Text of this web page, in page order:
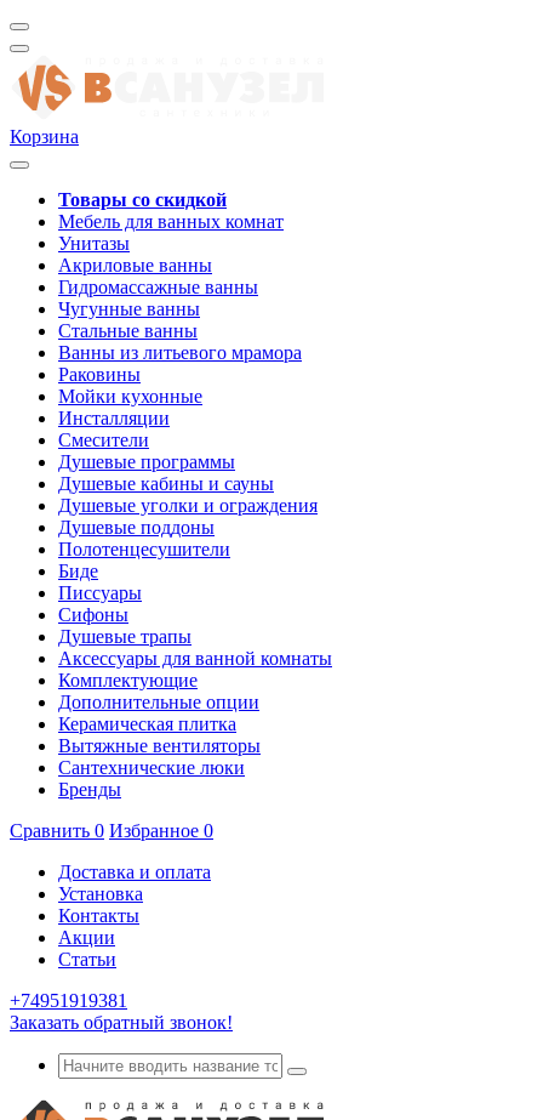
Корзина
Товары со скидкой
Мебель для ванных комнат
Унитазы
Акриловые ванны
Гидромассажные ванны
Чугунные ванны
Стальные ванны
Ванны из литьевого мрамора
Раковины
Мойки кухонные
Инсталляции
Смесители
Душевые программы
Душевые кабины и сауны
Душевые уголки и ограждения
Душевые поддоны
Полотенцесушители
Биде
Писсуары
Сифоны
Душевые трапы
Аксессуары для ванной комнаты
Комплектующие
Дополнительные опции
Керамическая плитка
Вытяжные вентиляторы
Сантехнические люки
Бренды
Сравнить 0 Избранное 0
Доставка и оплата
Установка
Контакты
Акции
Статьи
+74951919381
Заказать обратный звонок!